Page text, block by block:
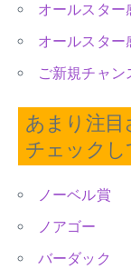
オールスター
オールスター
ご新規チャン
あまり注目
チェックし
ノーベル賞
ノアゴー
バーダック